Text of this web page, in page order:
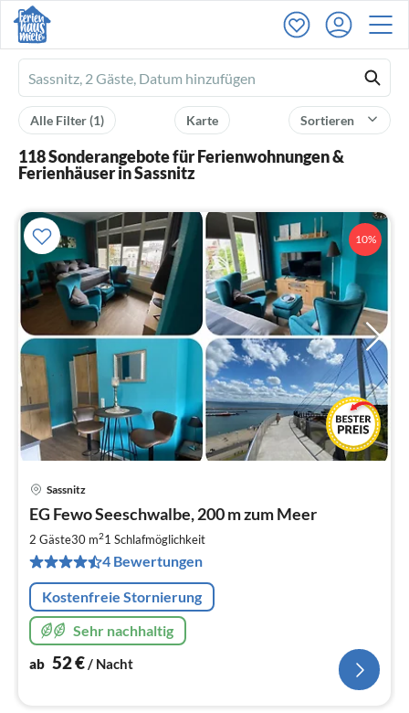
Ferienhausmiete
logo
Sortieren
Karte
Alle Filter(1)
118 Sonderangebote für Ferienwohnungen &
Ferienhäuser in Sassnitz
10%
Sassnitz
EG Fewo Seeschwalbe, 200 m zum Meer
2 Gäste30 m21 Schlafmöglichkeit
4 Bewertungen
Kostenfreie Stornierung
Sehr nachhaltig
ab 52€/ Nacht